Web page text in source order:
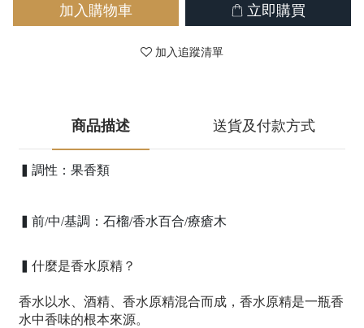
加入購物車 立即購買
加入追蹤清單
商品描述 送貨及付款方式
▍調性：果香類
▍前/中/基調：石榴/香水百合/療瘡木
什麼是香水原精？
香水以水、酒精、香水原精混合而成，香水原精是一瓶香
水中香味的根本來源。